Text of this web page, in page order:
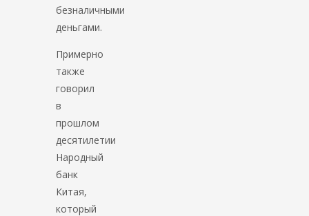
безналичными
деньгами.
Примерно
также
говорил
в
прошлом
десятилетии
Народный
банк
Китая,
который